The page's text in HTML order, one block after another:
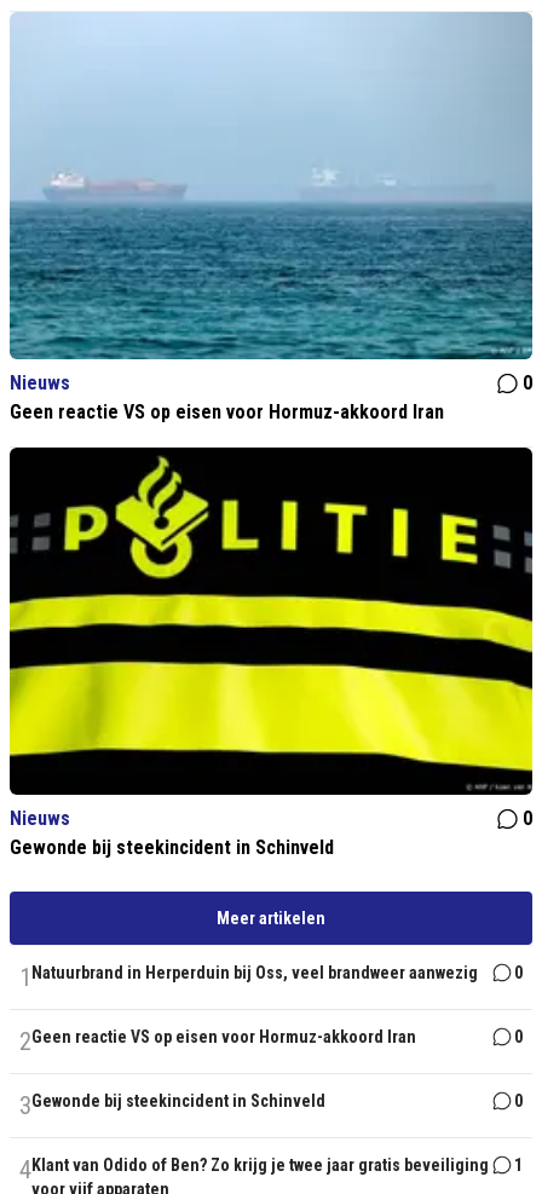
Nieuws
0
Geen reactie VS op eisen voor Hormuz-akkoord Iran
Nieuws
0
Gewonde bij steekincident in Schinveld
Meer artikelen
1 Natuurbrand in Herperduin bij Oss, veel brandweer aanwezig 0
2Geen reactie VS op eisen voor Hormuz-akkoord Iran 0
3Gewonde bij steekincident in Schinveld 0
4Klant van Odido of Ben? Zo krijg je twee jaar gratis beveiliging
voor vijf apparaten
1